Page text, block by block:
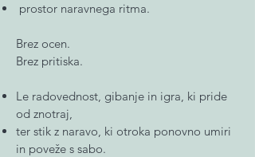
prostor naravnega ritma.
Brez ocen.
Brez pritiska.
Le radovednost, gibanje in igra, ki pride
od znotraj,
ter stik z naravo, ki otroka ponovno umiri
in poveže s sabo.